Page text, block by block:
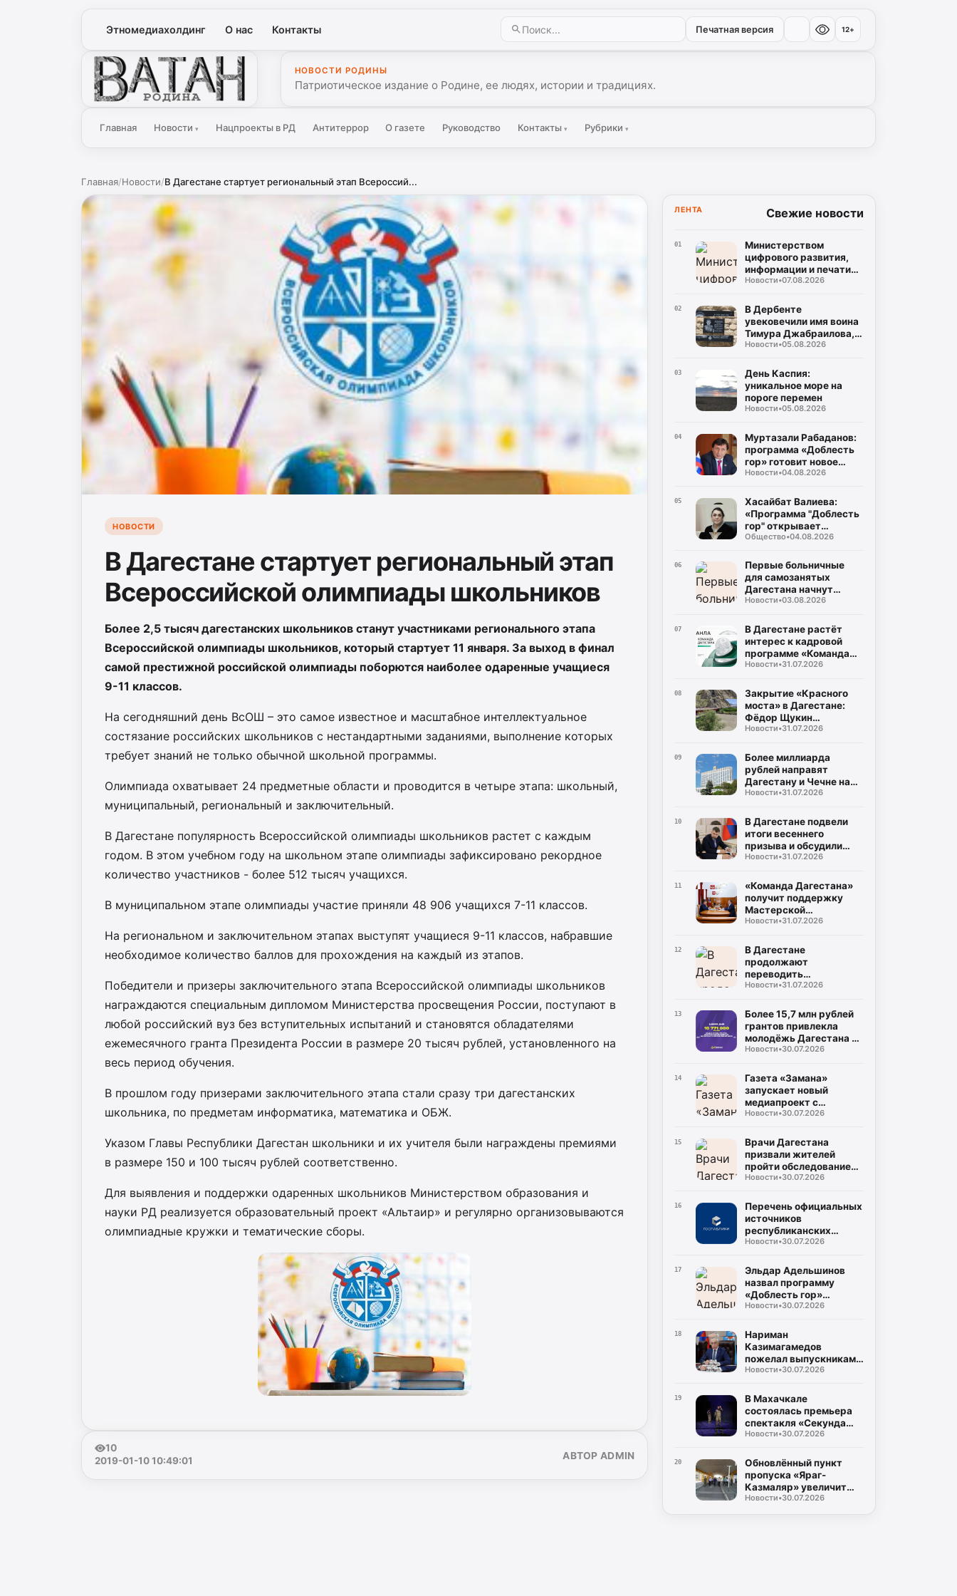
Этномедиахолдинг О нас Контакты Печатная версия 12+
Ватан
НОВОСТИ РОДИНЫ
Патриотическое издание о Родине, ее людях, истории и традициях.
Главная Новости▾ Нацпроекты в РД Антитеррор О газете Руководство Контакты ▾ Рубрики ▾
Главная/Новости/В Дагестане стартует региональный этап Всероссий...
НОВОСТИ
В Дагестане стартует региональный этап
Всероссийской олимпиады школьников
Более 2,5 тысяч дагестанских школьников станут участниками регионального этапа
Всероссийской олимпиады школьников, который стартует 11 января. За выход в финал
самой престижной российской олимпиады поборются наиболее одаренные учащиеся
9-11 классов.
На сегодняшний день ВсОШ – это самое известное и масштабное интеллектуальное
состязание российских школьников с нестандартными заданиями, выполнение которых
требует знаний не только обычной школьной программы.
Олимпиада охватывает 24 предметные области и проводится в четыре этапа: школьный,
муниципальный, региональный и заключительный.
В Дагестане популярность Всероссийской олимпиады школьников растет с каждым
годом. В этом учебном году на школьном этапе олимпиады зафиксировано рекордное
количество участников - более 512 тысяч учащихся.
В муниципальном этапе олимпиады участие приняли 48 906 учащихся 7-11 классов.
На региональном и заключительном этапах выступят учащиеся 9-11 классов, набравшие
необходимое количество баллов для прохождения на каждый из этапов.
Победители и призеры заключительного этапа Всероссийской олимпиады школьников
награждаются специальным дипломом Министерства просвещения России, поступают в
любой российский вуз без вступительных испытаний и становятся обладателями
ежемесячного гранта Президента России в размере 20 тысяч рублей, установленного на
весь период обучения.
В прошлом году призерами заключительного этапа стали сразу три дагестанских
школьника, по предметам информатика, математика и ОБЖ.
Указом Главы Республики Дагестан школьники и их учителя были награждены премиями
в размере 150 и 100 тысяч рублей соответственно.
Для выявления и поддержки одаренных школьников Министерством образования и
науки РД реализуется образовательный проект «Альтаир» и регулярно организовываются
олимпиадные кружки и тематические сборы.
10
2019-01-10 10:49:01
АВТОР ADMIN
ЛЕНТА Свежие новости
01
Министерством
цифрового развития,
информации и печати
Республики Дагестан
созданию корпусов
национальных языков
народов Республики
Дагестан
Новости•07.08.2026
02
В Дербенте
увековечили имя воина
Тимура Джабраилова,
отдавшего жизнь за
Новости•05.08.2026
03
День Каспия:
уникальное море на
пороге перемен
Новости•05.08.2026
04
Муртазали Рабаданов:
программа «Доблесть
гор» готовит новое
поколение
Дагестана
Новости•04.08.2026
05
Хасайбат Валиева:
«Программа "Доблесть
гор" открывает
участникам СВО новые
служения Дагестану»
Общество•04.08.2026
06
Первые больничные
для самозанятых
Дагестана начнут
выплачивать уже в
Новости•03.08.2026
07
В Дагестане растёт
интерес к кадровой
программе «Команда
Дагестана»
Новости•31.07.2026
08
Закрытие «Красного
моста» в Дагестане:
Фёдор Щукин
потребовал ускорить
Новости•31.07.2026
09
Более миллиарда
рублей направят
Дагестану и Чечне на
помощь пострадавшим
Новости•31.07.2026
10
В Дагестане подвели
итоги весеннего
призыва и обсудили
набор на контрактную
Новости•31.07.2026
11
«Команда Дагестана»
получит поддержку
Мастерской
управления «Сенеж»
Новости•31.07.2026
12
В Дагестане
продолжают
переводить
газопроводы под землю
безопасности
Новости•31.07.2026
13
Более 15,7 млн рублей
грантов привлекла
молодёжь Дагестана в
2026 году
Новости•30.07.2026
14
Газета «Замана»
запускает новый
медиапроект с
участием известных
Новости•30.07.2026
15
Врачи Дагестана
призвали жителей
пройти обследование
на гепатит С во время
Новости•30.07.2026
16
Перечень официальных
источников
республиканских
средств массовой
Новости•30.07.2026
17
Эльдар Адельшинов
назвал программу
«Доблесть гор»
важным ресурсом для
Новости•30.07.2026
18
Нариман
Казимагамедов
пожелал выпускникам
программы «Доблесть
государственной
службе
Новости•30.07.2026
19
В Махачкале
состоялась премьера
спектакля «Секунда
сомнений»,
специальной военной
операции
Новости•30.07.2026
20
Обновлённый пункт
пропуска «Яраг-
Казмаляр» увеличит
грузопоток через
Новости•30.07.2026